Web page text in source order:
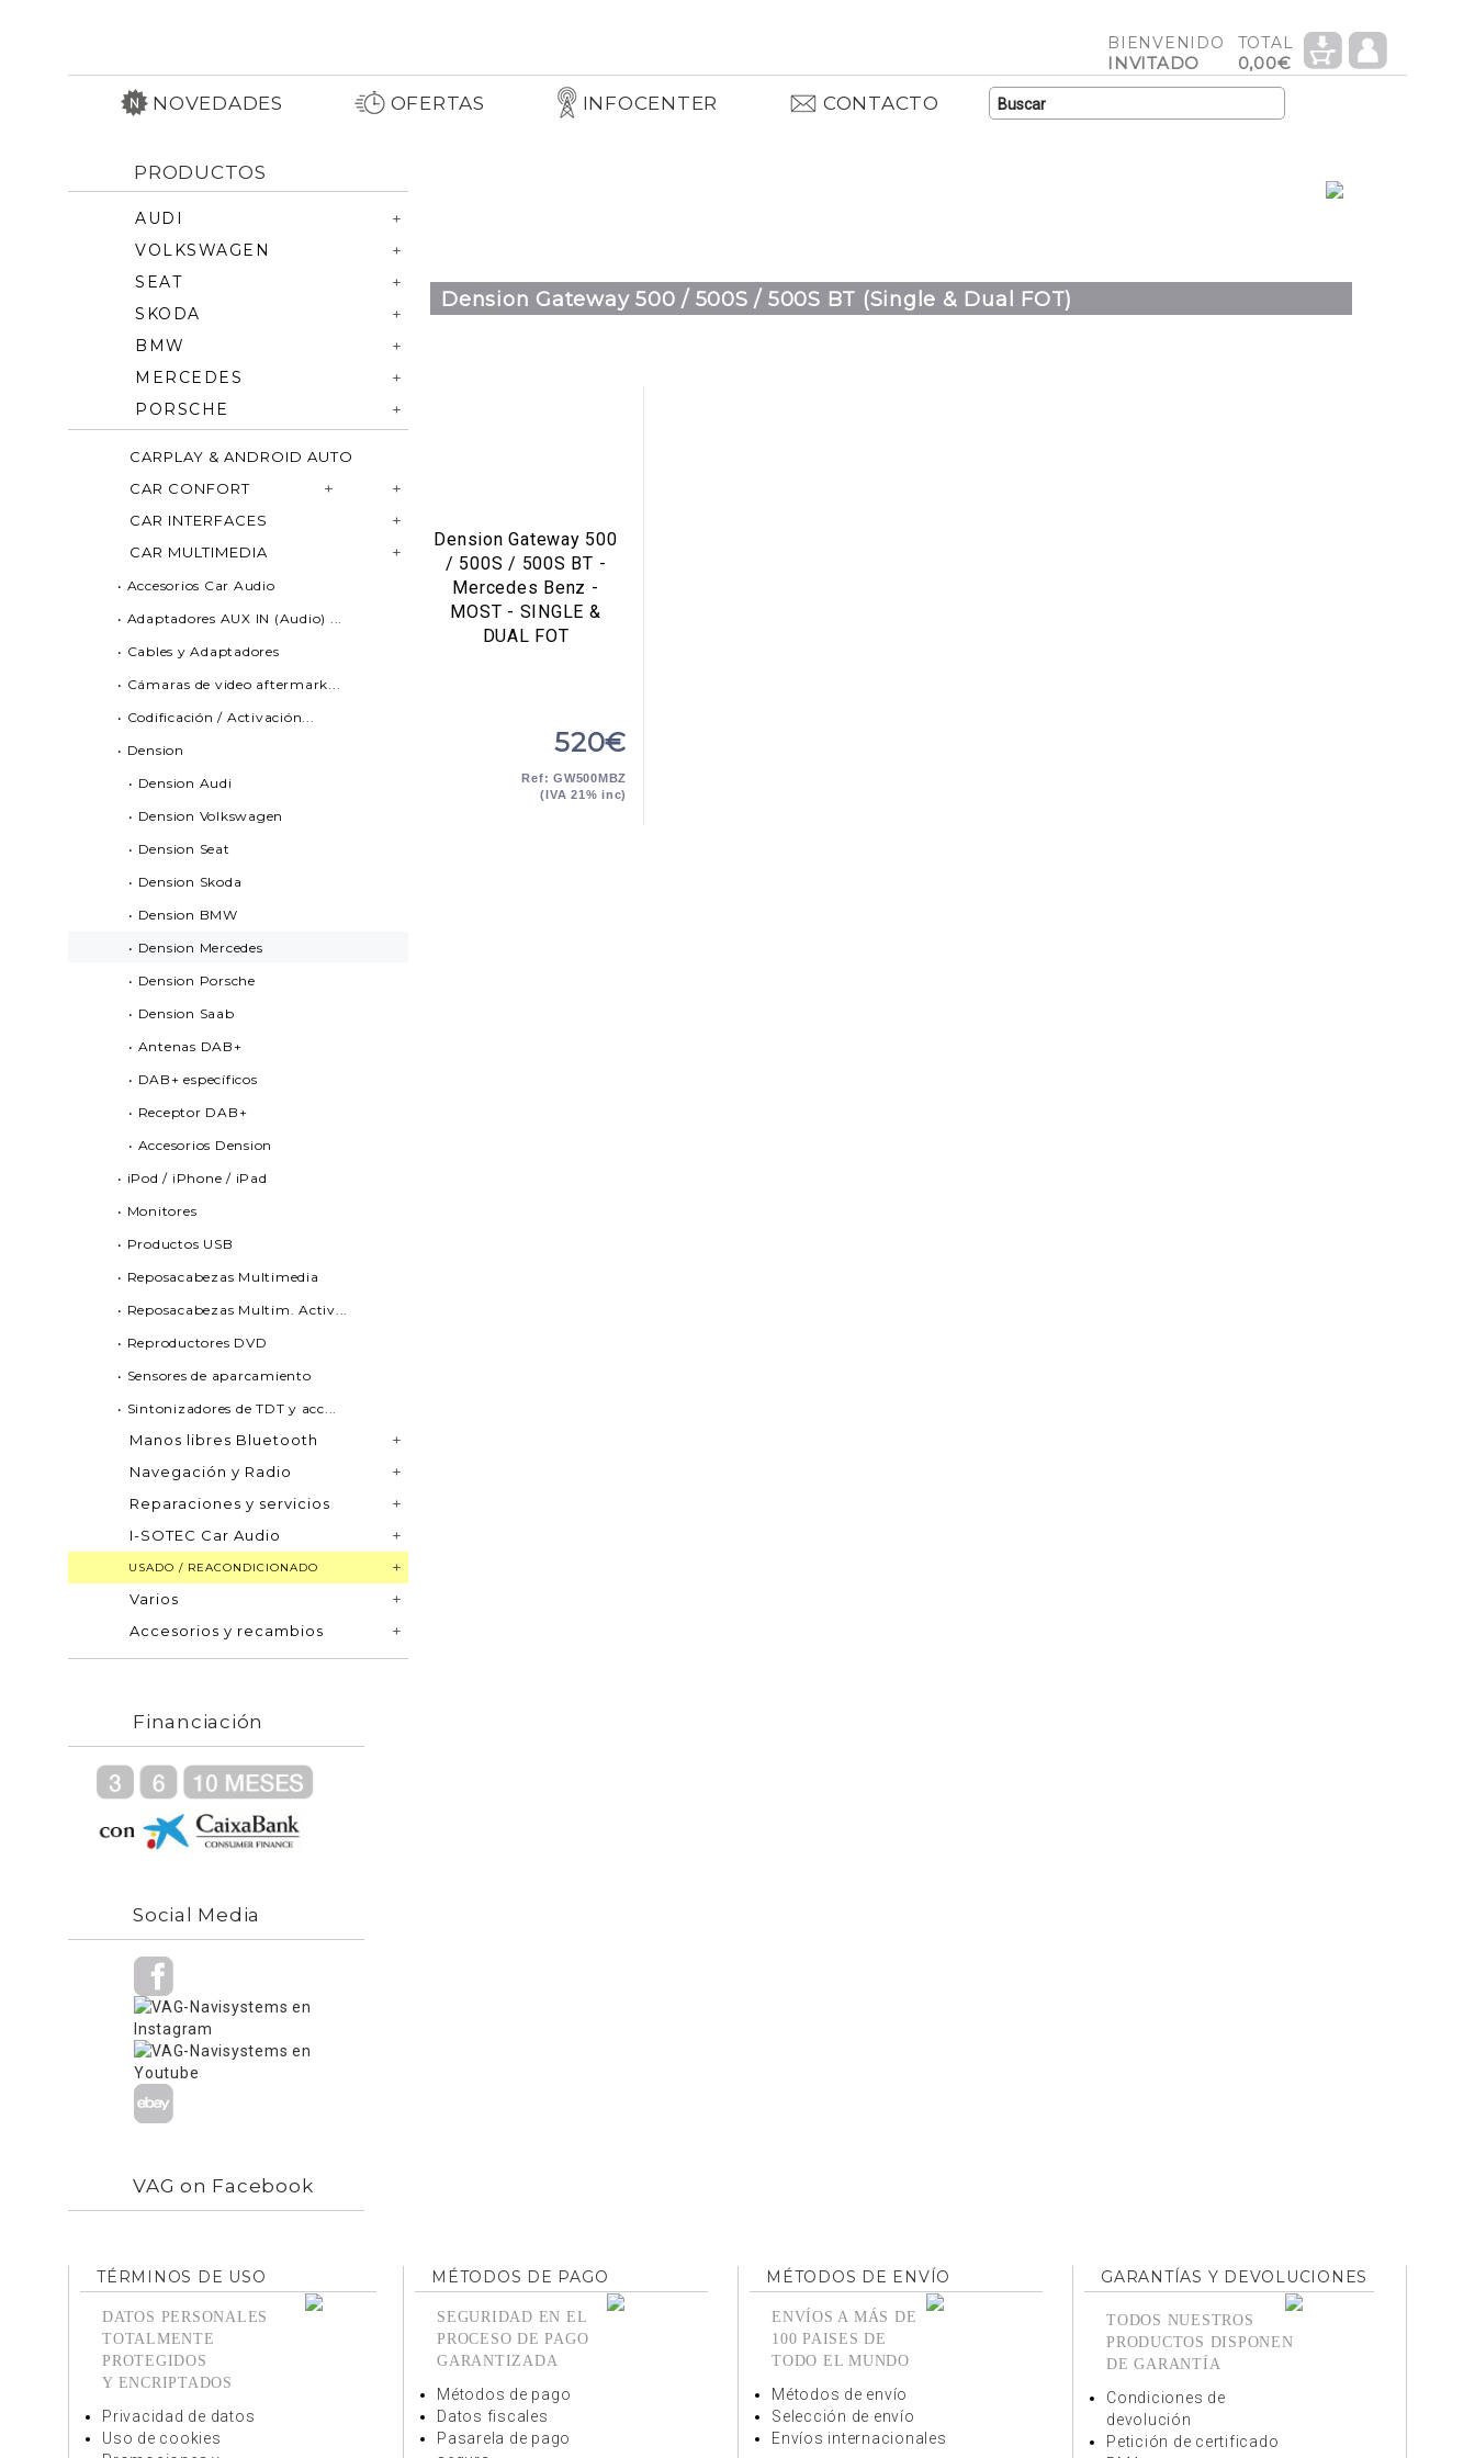
TOTAL
0,00€
BIENVENIDO
INVITADO
NOVEDADES OFERTAS INFOCENTER CONTACTO
PRODUCTOS
AUDI
VOLKSWAGEN
SEAT
SKODA
BMW
MERCEDES
PORSCHE
CARPLAY & ANDROID AUTO
CAR CONFORT
CAR INTERFACES
CAR MULTIMEDIA
• Accesorios Car Audio
• Adaptadores AUX IN (Audio) ...
• Cables y Adaptadores
• Cámaras de video aftermark...
• Codificación / Activación...
• Dension
• Dension Audi
• Dension Volkswagen
• Dension Seat
• Dension Skoda
• Dension BMW
• Dension Mercedes
• Dension Porsche
• Dension Saab
• Antenas DAB+
• DAB+ específicos
• Receptor DAB+
• Accesorios Dension
• iPod / iPhone / iPad
• Monitores
• Productos USB
• Reposacabezas Multimedia
• Reposacabezas Multim. Activ...
• Reproductores DVD
• Sensores de aparcamiento
• Sintonizadores de TDT y acc...
Manos libres Bluetooth
Navegación y Radio
Reparaciones y servicios
I-SOTEC Car Audio
USADO / REACONDICIONADO
Varios
Accesorios y recambios
Financiación
Social Media
VAG on Facebook
Dension Gateway 500 / 500S / 500S BT (Single & Dual FOT)
Dension Gateway 500
/ 500S / 500S BT -
Mercedes Benz -
MOST - SINGLE &
DUAL FOT
520€
Ref: GW500MBZ
(IVA 21% inc)
TÉRMINOS DE USO
DATOS PERSONALES
TOTALMENTE
PROTEGIDOS
Y ENCRIPTADOS
Privacidad de datos
Uso de cookies
MÉTODOS DE PAGO
SEGURIDAD EN EL
PROCESO DE PAGO
GARANTIZADA
Métodos de pago
Datos fiscales
Pasarela de pago
MÉTODOS DE ENVÍO
ENVÍOS A MÁS DE
100 PAISES DE
TODO EL MUNDO
Métodos de envío
Selección de envío
Envíos internacionales
GARANTÍAS Y DEVOLUCIONES
TODOS NUESTROS
PRODUCTOS DISPONEN
DE GARANTÍA
Condiciones de
devolución
Petición de certificado